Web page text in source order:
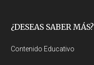
Footer
¿DESEAS SABER MÁS?
Contenido Educativo